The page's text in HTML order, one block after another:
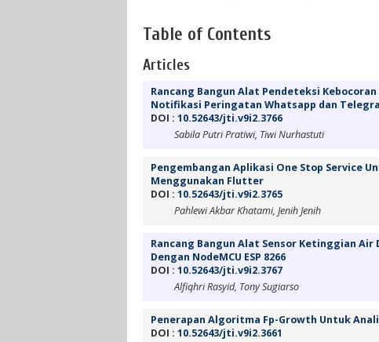
Table of Contents
Articles
Rancang Bangun Alat Pendeteksi Kebocoran
Notifikasi Peringatan Whatsapp dan
DOI : 10.52643/jti.v9i2.3766
Sabila Putri Pratiwi, Tiwi Nurhastuti
Pengembangan Aplikasi One Stop Service
Menggunakan Flutter
DOI : 10.52643/jti.v9i2.3765
Pahlewi Akbar Khatami, Jenih Jenih
Rancang Bangun Alat Sensor Ketinggian
Dengan NodeMCU ESP 8266
DOI : 10.52643/jti.v9i2.3767
Alfiqhri Rasyid, Tony Sugiarso
Penerapan Algoritma Fp-Growth Untuk
DOI : 10.52643/jti.v9i2.3661